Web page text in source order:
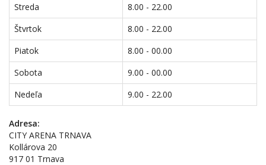
Streda
8.00 - 22.00
Štvrtok
8.00 - 22.00
Piatok
8.00 - 00.00
Sobota
9.00 - 00.00
Nedeľa
9.00 - 22.00
Adresa:
CITY ARENA TRNAVA
Kollárova 20
917 01 Trnava